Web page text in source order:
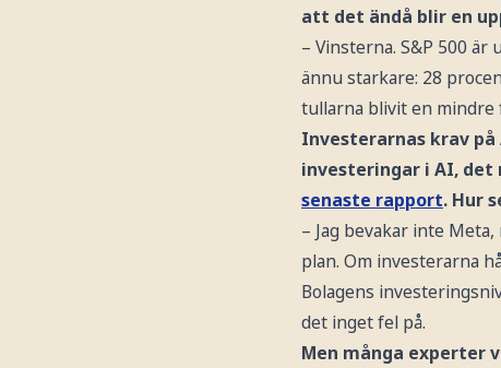
att det ändå blir en
– Vinsterna. S&P 500
ännu starkare: 28
tullarna blivit en mindre
Investerarnas krav
investeringar i AI,
senaste rapport. Hur
– Jag bevakar inte
plan. Om investerarna
Bolagens
det inget fel på.
Men många experter